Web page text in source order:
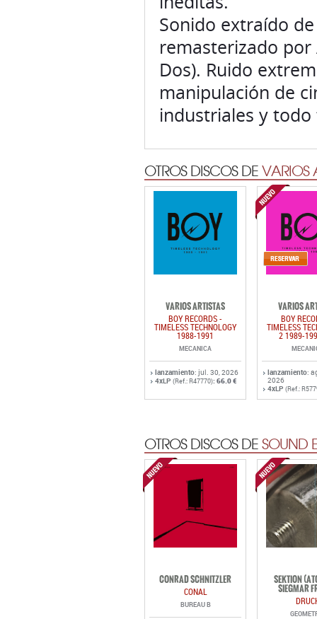
Sonido extraído
remasterizado por
Dos). Ruido
manipulación de
industriales y
OTROS DISCOS DEVARIOS
VARIOS ARTISTAS
BOY RECORDS -
TIMELESS TECHNOLOGY
1988-1991
MECANICA
lanzamiento: jul. 30, 2026
4xLP (Ref.: R47770): 66.0 €
VARIOS
BOY
TIMELESS
2 1989-
lanzamiento:
2026
4xLP (Ref.:
OTROS DISCOS DESOUND
CONRAD SCHNITZLER
CONAL
BUREAU B
SEKTION
SIEGMAR